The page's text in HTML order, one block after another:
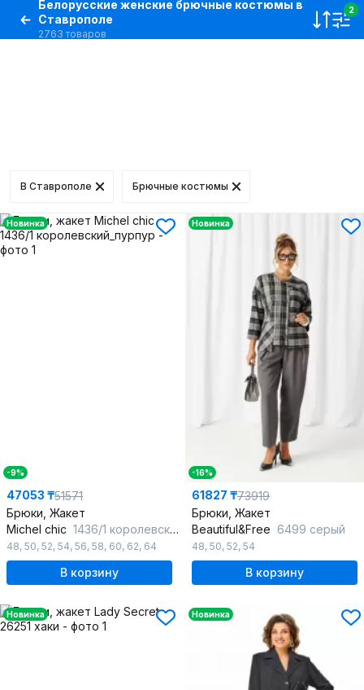
Белорусские женские брючные костюмы в
Ставрополе
2763 товаров
2
В Ставрополе Брючные костюмы
Новинка
-9%
47053 ₸51571
Брюки, Жакет
Michel chic 1436/1 королевский_пурпур
48, 50, 52, 54, 56, 58, 60, 62, 64
В корзину
Новинка
-16%
61827 ₸73919
Брюки, Жакет
Beautiful&Free 6499 серый
48, 50, 52, 54
В корзину
Новинка Новинка